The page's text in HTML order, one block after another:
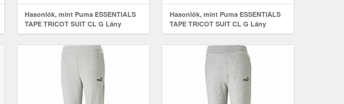
Hasonlók, mint Puma ESSENTIALS
TAPE TRICOT SUIT CL G Lány
melegítő szett, fekete, méret
Hasonlók, mint Puma ESSENTIALS
TAPE TRICOT SUIT CL G Lány
melegítő szett, rózsaszín, méret